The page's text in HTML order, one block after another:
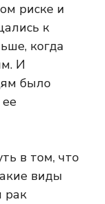
риске и
к
когда
И
было
в том, что
виды
рак